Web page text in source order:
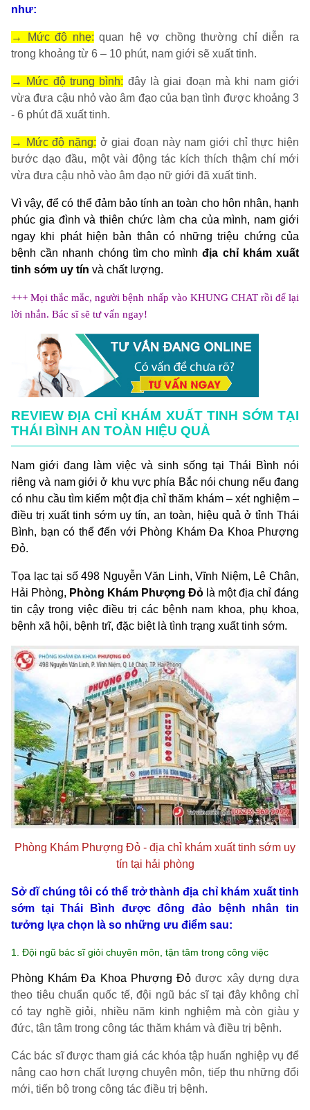
như:
→ Mức độ nhẹ: quan hệ vợ chồng thường chỉ diễn ra
trong khoảng từ 6 – 10 phút, nam giới sẽ xuất tinh.
→ Mức độ trung bình: đây là giai đoạn mà khi nam giới
vừa đưa cậu nhỏ vào âm đạo của bạn tình được khoảng 3
- 6 phút đã xuất tinh.
→ Mức độ nặng: ở giai đoạn này nam giới chỉ thực hiện
bước dạo đầu, một vài động tác kích thích thậm chí mới
vừa đưa cậu nhỏ vào âm đạo nữ giới đã xuất tinh.
Vì vậy, để có thể đảm bảo tính an toàn cho hôn nhân, hạnh
phúc gia đình và thiên chức làm cha của mình, nam giới
ngay khi phát hiện bản thân có những triệu chứng của
bệnh cần nhanh chóng tìm cho mìnhđịa chỉ khám xuất
tinh sớm uy tín và chất lượng.
+++ Mọi thắc mắc, người bệnh nhấp vào KHUNG CHAT rồi để lại
lời nhắn. Bác sĩ sẽ tư vấn ngay!
REVIEW ĐỊA CHỈ KHÁM XUẤT TINH SỚM TẠI
THÁI BÌNH AN TOÀN HIỆU QUẢ
Nam giới đang làm việc và sinh sống tại Thái Bình nói
riêng và nam giới ở khu vực phía Bắc nói chung nếu đang
có nhu cầu tìm kiếm một địa chỉ thăm khám – xét nghiệm –
điều trị xuất tinh sớm uy tín, an toàn, hiệu quả ở tỉnh Thái
Bình, bạn có thể đến với Phòng Khám Đa Khoa Phượng
Đỏ.
Tọa lạc tại số 498 Nguyễn Văn Linh, Vĩnh Niệm, Lê Chân,
Hải Phòng, Phòng Khám Phượng Đỏ là một địa chỉ đáng
tin cậy trong việc điều trị các bệnh nam khoa, phụ khoa,
bệnh xã hội, bệnh trĩ, đặc biệt là tình trạng xuất tinh sớm.
Phòng Khám Phượng Đỏ - địa chỉ khám xuất tinh sớm uy
tín tại hải phòng
Sở dĩ chúng tôi có thể trở thành địa chỉ khám xuất tinh
sớm tại Thái Bình được đông đảo bệnh nhân tin
tưởng lựa chọn là so những ưu điểm sau:
1. Đội ngũ bác sĩ giỏi chuyên môn, tận tâm trong công việc
Phòng Khám Đa Khoa Phượng Đỏ được xây dựng dựa
theo tiêu chuẩn quốc tế, đội ngũ bác sĩ tại đây không chỉ
có tay nghề giỏi, nhiều năm kinh nghiệm mà còn giàu y
đức, tận tâm trong công tác thăm khám và điều trị bệnh.
Các bác sĩ được tham giá các khóa tập huấn nghiệp vụ để
nâng cao hơn chất lượng chuyên môn, tiếp thu những đổi
mới, tiến bộ trong công tác điều trị bệnh.